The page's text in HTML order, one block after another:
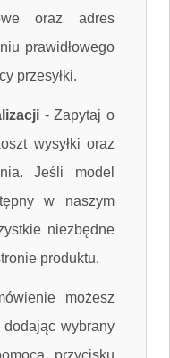
oraz adres
prawidłowego
przesyłki.
-Zapytaj o
wysyłki oraz
Jeśli model
w naszym
niezbędne
produktu.
możesz
dodając wybrany
przycisku